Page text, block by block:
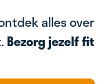
alles over
Bezorg jezelf fit